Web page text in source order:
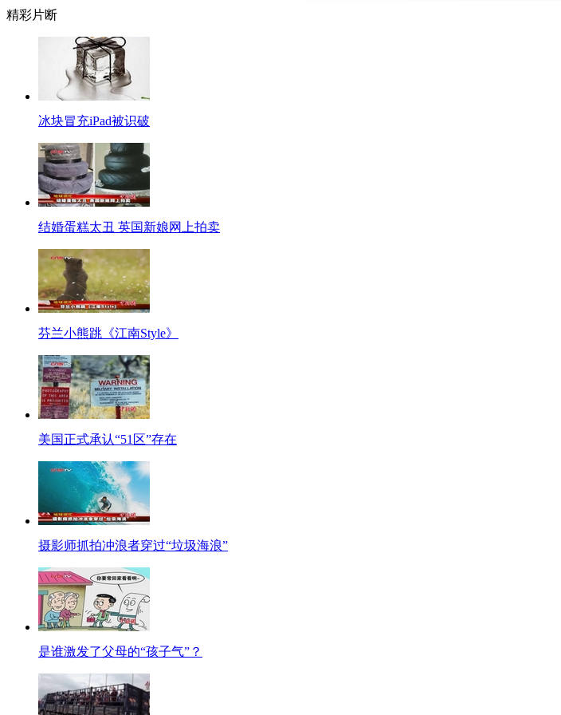
大家都知道酒喝多了伤身，但是它远没有一种东东伤身来得明显，来得迅猛，那就是"打灰机"！长沙市的朱女士在连续痴
州的许小姐也在天天"打飞机"。车上玩，上班玩，甚至去厕所也玩，结果手指也中招了。"打飞机"伤身，请注意休息啊!
【男子举报再婚老父亲】
人生，总是会有不断的领悟！在深圳一名男子的父亲再婚，本来是好事，但是再婚找了一名90后的女子，且财产起纠纷，
院以职务侵占罪判处这名父亲有期徒刑二年三个月。老牛吃嫩草，牛犊子不干了！以前反腐靠小三，现在反腐靠儿子！真是
【富二代吃霸王餐获刑】
毁三观的事情太多，有时候"剧情"相当"狗血"！17份800元的套餐、十几瓶红酒，家境富有的24岁男子单某和几个朋友，在
某因诈骗罪被朝阳法院一审判处有期徒刑两年并处罚金2000元。真是涨姿势了！呱呱每天最多吃15元的盒饭，已经觉得很奢
跑"了。
【地球很忙】
【口播】忙忙忙，地球很忙，世界每天都在震动挡，近日世界各地又有哪些新鲜事发生，赶快来看地球很忙。
摄影师抓拍冲浪者穿过“垃圾海浪”
冲浪是世界上最上镜的运动,通常发生在有异国情调的地方。但是,正如这组令人担忧的照片上所看到的,冲浪不是总是那么
和垃圾之间穿过。而这再次警醒了人们对环境的保护。
有关联则未披露。
芬兰小熊跳《江南Style》
近日芬兰摄影师拍摄到了一组有趣的图片。一只幼熊一脚紧跟一脚不停左右摇摆，前爪放在胸前，有点像Psy的《江南Style
英国一名新娘西莉雅，订做了一个婚礼蛋糕，但出炉的结果却让她失望，因此决定进行网络拍卖。当有网友表示愿意购买
【口播】好了，以上就是今天节目的全部内容，感谢收看。更多精彩新闻请点击《中国新闻网》再见！
精彩片断
冰块冒充iPad被识破
结婚蛋糕太丑 英国新娘网上拍卖
芬兰小熊跳《江南Style》
美国正式承认“51区”存在
摄影师抓拍冲浪者穿过“垃圾海浪”
是谁激发了父母的“孩子气”？